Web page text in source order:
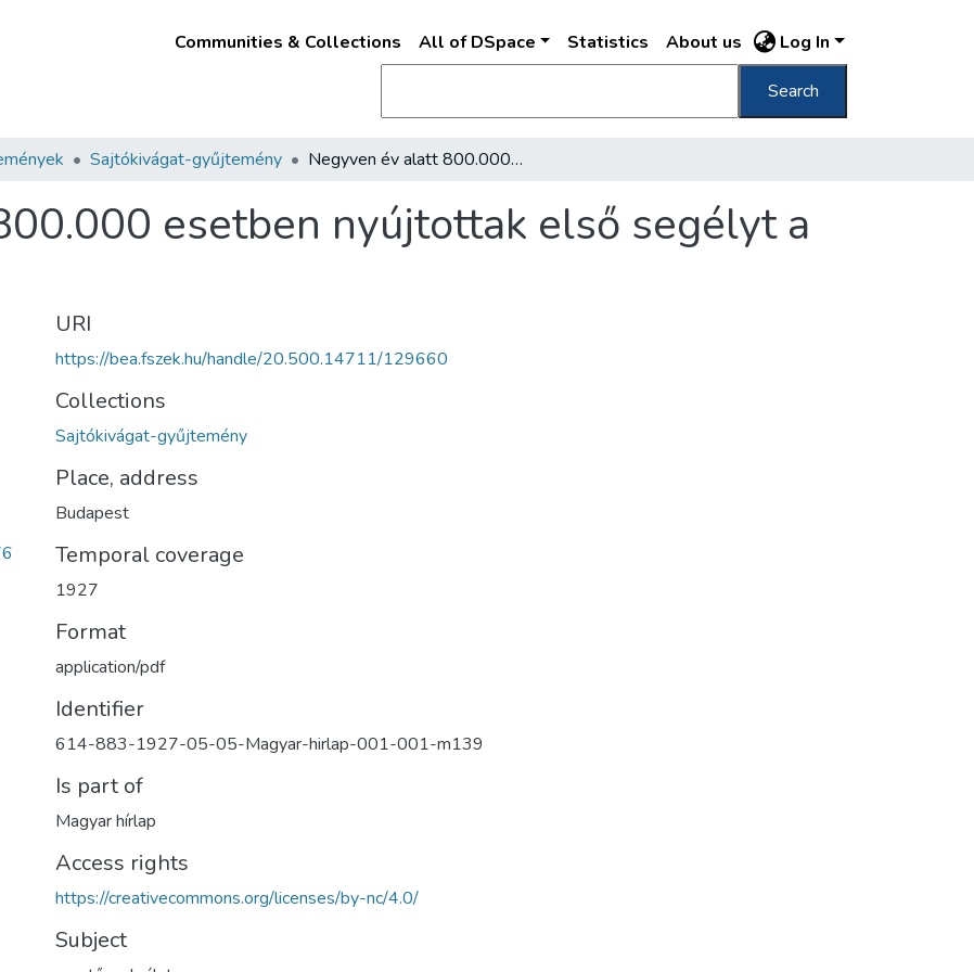
Communities & Collections All of DSpace Statistics About us Log In
Search
Sajtókivágat-gyűjtemény Negyven év alatt 800.000 esetben nyújtottak első segélyt a mentők
esetben nyújtottak első segélyt a
URI
https://bea.fszek.hu/handle/20.500.14711/129660
Collections
Sajtókivágat-gyűjtemény
Place, address
Budapest
Temporal coverage
1927
Format
application/pdf
Identifier
614-883-1927-05-05-Magyar-hirlap-001-001-m139
Is part of
Magyar hírlap
Access rights
https://creativecommons.org/licenses/by-nc/4.0/
Subject